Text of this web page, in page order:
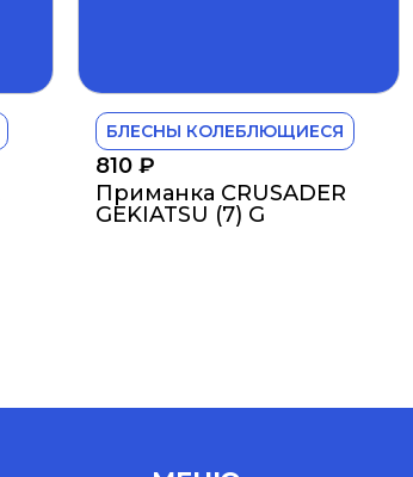
БЛЕСНЫ КОЛЕБЛЮЩИЕСЯ
810 ₽
Приманка CRUSADER
GEKIATSU (7) G